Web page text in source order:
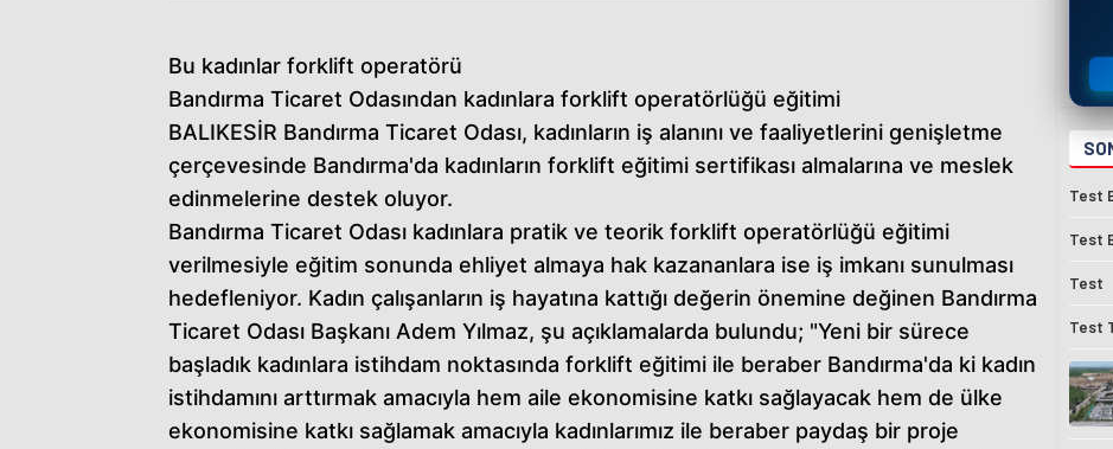
Bu kadınlar forklift operatörü
Bandırma Ticaret Odasından kadınlara forklift operatörlüğü eğitimi
BALIKESİR Bandırma Ticaret Odası, kadınların iş alanını ve faaliyetlerini genişletme
çerçevesinde Bandırma'da kadınların forklift eğitimi sertifikası almalarına ve meslek
edinmelerine destek oluyor.
Bandırma Ticaret Odası kadınlara pratik ve teorik forklift operatörlüğü eğitimi
verilmesiyle eğitim sonunda ehliyet almaya hak kazananlara ise iş imkanı sunulması
hedefleniyor. Kadın çalışanların iş hayatına kattığı değerin önemine değinen Bandırma
Ticaret Odası Başkanı Adem Yılmaz, şu açıklamalarda bulundu; "Yeni bir sürece
başladık kadınlara istihdam noktasında forklift eğitimi ile beraber Bandırma'da ki kadın
istihdamını arttırmak amacıyla hem aile ekonomisine katkı sağlayacak hem de ülke
ekonomisine katkı sağlamak amacıyla kadınlarımız ile beraber paydaş bir proje
Test
Test
Test
Test